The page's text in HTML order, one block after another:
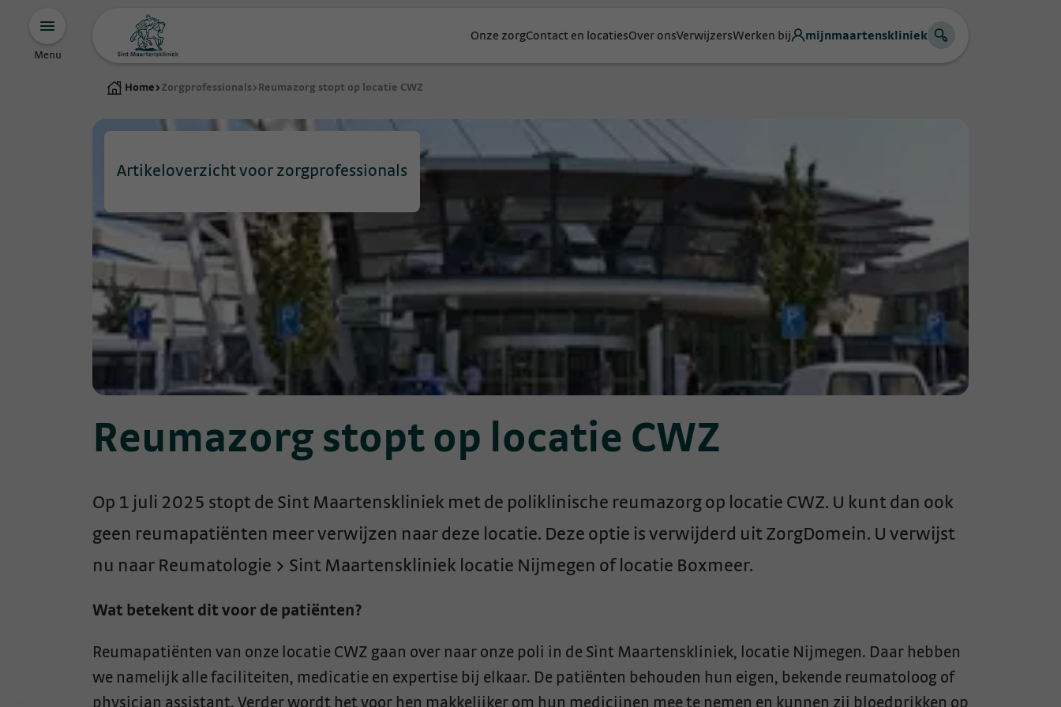
Menu
Onze zorgContact en locatiesOver onsVerwijzersWerken bij mijnmaartenskliniek
Home >Zorgprofessionals> Reumazorg stopt op locatie CWZ
Artikeloverzicht voor zorgprofessionals
Reumazorg stopt op locatie CWZ
Op 1 juli 2025 stopt de Sint Maartenskliniek met de poliklinische reumazorg op locatie CWZ. U kunt dan ook
geen reumapatiënten meer verwijzen naar deze locatie. Deze optie is verwijderd uit ZorgDomein. U verwijst
nu naar Reumatologie > Sint Maartenskliniek locatie Nijmegen of locatie Boxmeer.
Wat betekent dit voor de patiënten?
Reumapatiënten van onze locatie CWZ gaan over naar onze poli in de Sint Maartenskliniek, locatie Nijmegen. Daar hebben
we namelijk alle faciliteiten, medicatie en expertise bij elkaar. De patiënten behouden hun eigen, bekende reumatoloog of
physician assistant. Verder wordt het voor hen makkelijker om hun medicijnen mee te nemen en kunnen zij bloedprikken op